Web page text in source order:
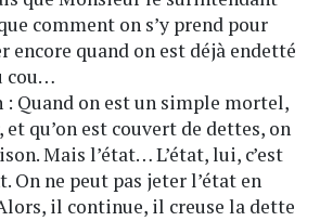
comment on s’y prend pour
encore quand on est déjà endetté
cou…
: Quand on est un simple mortel,
et qu’on est couvert de dettes, on
Mais l’état… L’état, lui, c’est
On ne peut pas jeter l’état en
il continue, il creuse la dette